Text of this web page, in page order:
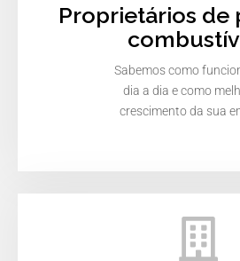
Proprietários de
Sabemos como
dia a dia e como
crescimento da sua